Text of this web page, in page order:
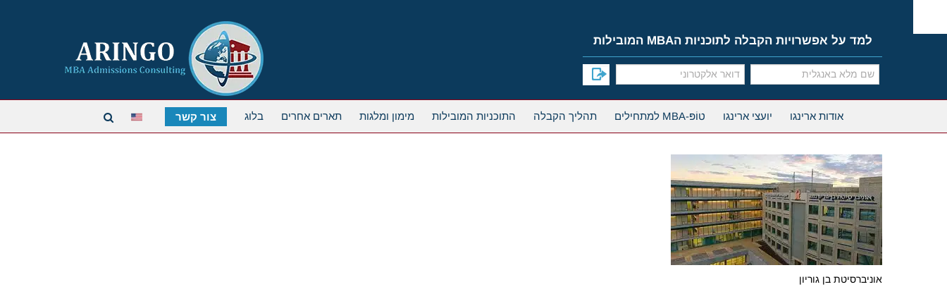
content
למד על אפשרויות הקבלה לתוכניות הMBA המובילות
אודות ארינגו יועצי ארינגו טוֹפּ-MBA למתחילים תהליך הקבלה התוכניות המובילות מימון ומלגות תארים אחרים בלוג צור קשר
אוניברסיטת בן גוריון